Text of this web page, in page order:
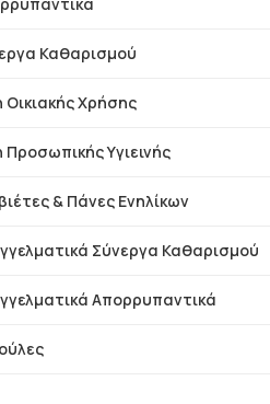
Καθαρισμού
Οικιακής Χρήσης
Προσωπικής Υγιεινής
& Πάνες Ενηλίκων
Σύνεργα Καθαρισμού
Απορρυπαντικά